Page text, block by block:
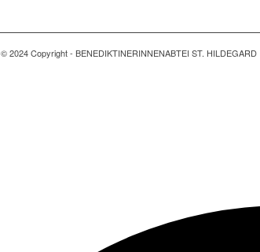
© 2024 Copyright - BENEDIKTINERINNENABTEI ST. HILDEGARD